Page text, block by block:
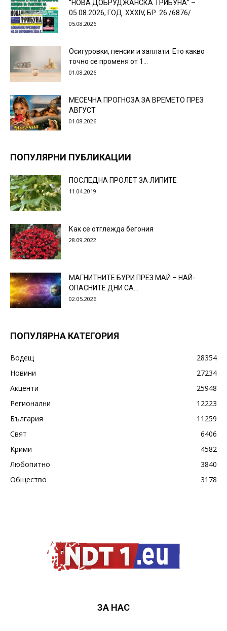
“НОВА ДОБРУДЖАНСКА ТРИБУНА” –
05.08.2026, ГОД. XXХIV, БР. 26 /6876/
05.08.2026
Осигуровки, пенсии и заплати: Ето какво
точно се променя от 1...
01.08.2026
МЕСЕЧНА ПРОГНОЗА ЗА ВРЕМЕТО ПРЕЗ
АВГУСТ
01.08.2026
ПОПУЛЯРНИ ПУБЛИКАЦИИ
ПОСЛЕДНА ПРОЛЕТ ЗА ЛИПИТЕ
11.04.2019
Как се отглежда бегония
28.09.2022
МАГНИТНИТЕ БУРИ ПРЕЗ МАЙ – НАЙ-
ОПАСНИТЕ ДНИ СА…
02.05.2026
ПОПУЛЯРНА КАТЕГОРИЯ
Водещ
28354
Новини
27234
Акценти
25948
Регионални
12223
България
11259
Свят
6406
Крими
4582
Любопитно
3840
Общество
3178
ЗА НАС